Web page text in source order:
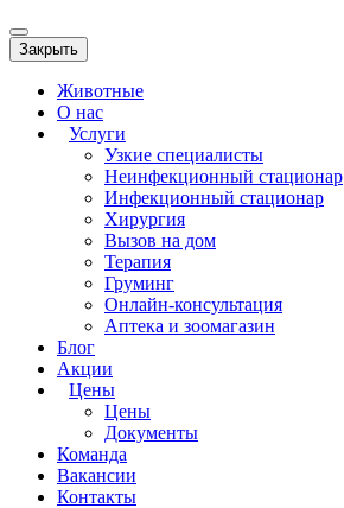
Закрыть
Животные
О нас
Услуги
Узкие специалисты
Неинфекционный стационар
Инфекционный стационар
Хирургия
Вызов на дом
Терапия
Груминг
Онлайн-консультация
Аптека и зоомагазин
Блог
Акции
Цены
Цены
Документы
Команда
Вакансии
Контакты